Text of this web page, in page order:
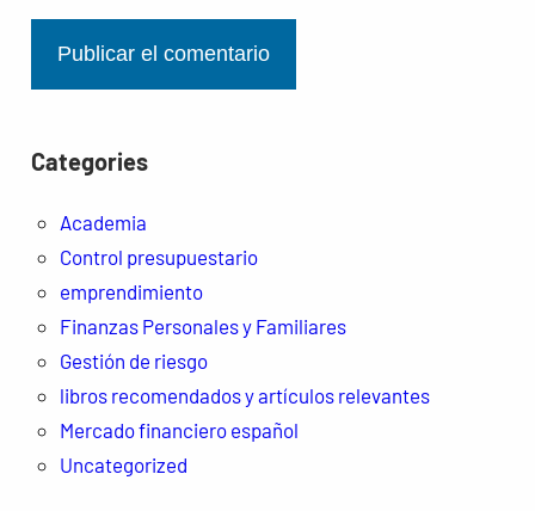
Categories
Academia
Control presupuestario
emprendimiento
Finanzas Personales y Familiares
Gestión de riesgo
libros recomendados y artículos relevantes
Mercado financiero español
Uncategorized